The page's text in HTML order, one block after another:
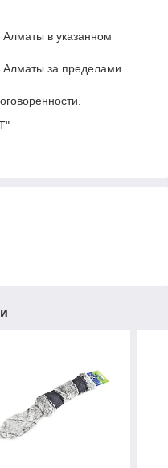
Алматы в указанном
Алматы за пределами